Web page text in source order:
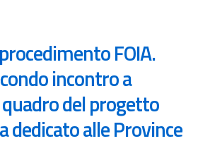
FOIA.
incontro a
del progetto
alle Province